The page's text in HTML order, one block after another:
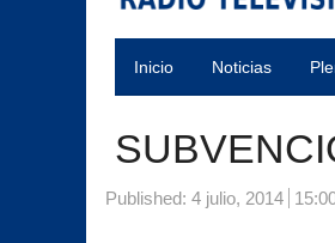
Inicio Noticias
Published: 4 julio, 2014